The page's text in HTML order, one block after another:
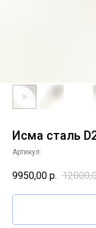
Исма сталь
Артикул:
9950,00 р.